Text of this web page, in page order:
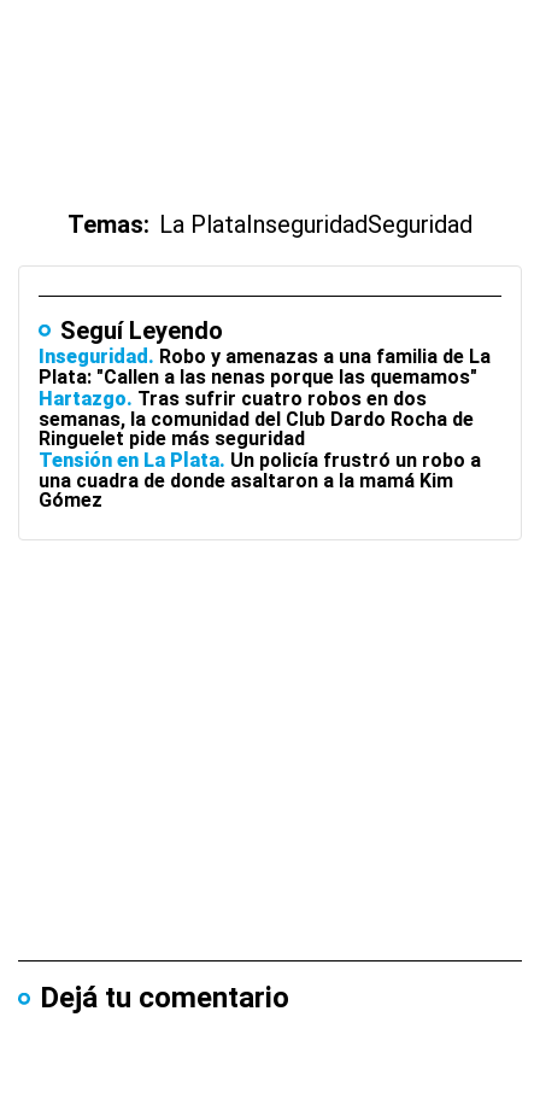
Temas: La PlataInseguridadSeguridad
Seguí Leyendo
Inseguridad
Robo y amenazas a una familia de La
Plata: "Callen a las nenas porque las quemamos"
Hartazgo Tras sufrir cuatro robos en dos
semanas, la comunidad del Club Dardo Rocha de
Ringuelet pide más seguridad
Tensión en La Plata Un policía frustró un robo a
una cuadra de donde asaltaron a la mamá Kim
Gómez
Dejá tu comentario